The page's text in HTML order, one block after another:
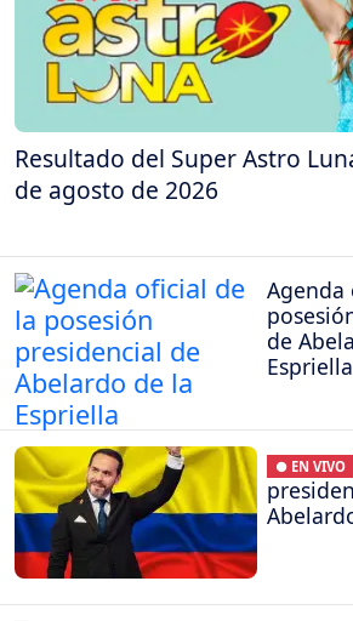
Resultado del Super Astro
de agosto de 2026
Agenda
de
Espriella
● EN VIVO